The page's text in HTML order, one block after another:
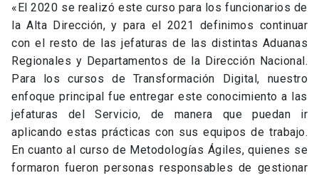
«El 2020 se realizó este curso para los funcionarios de
la Alta Dirección, y para el 2021 definimos continuar
con el resto de las jefaturas de las distintas Aduanas
Regionales y Departamentos de la Dirección Nacional.
Para los cursos de Transformación Digital, nuestro
enfoque principal fue entregar este conocimiento a las
jefaturas del Servicio, de manera que puedan ir
aplicando estas prácticas con sus equipos de trabajo.
En cuanto al curso de Metodologías Ágiles, quienes se
formaron fueron personas responsables de gestionar